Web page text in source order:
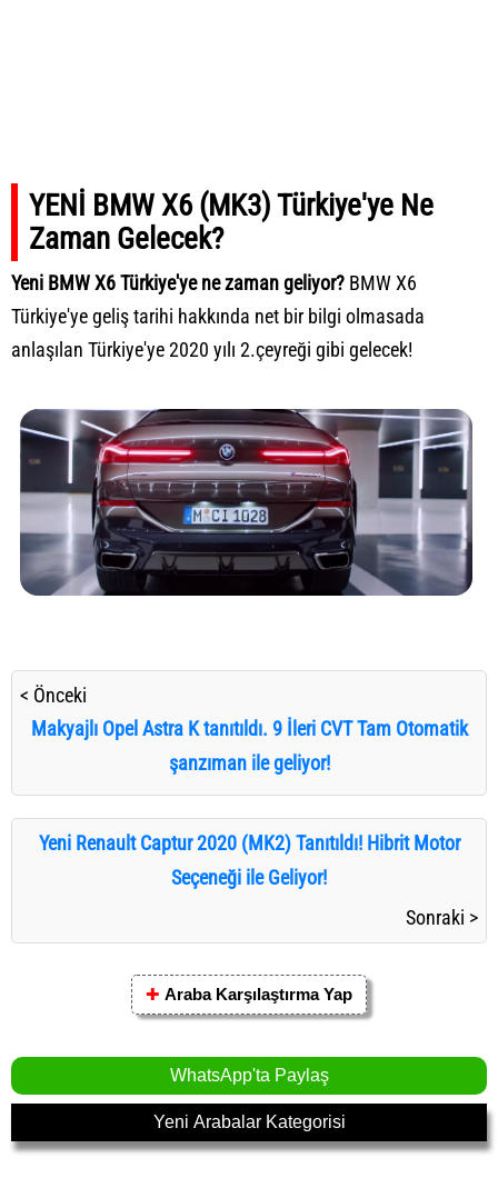
YENİ BMW X6 (MK3) Türkiye'ye Ne
Zaman Gelecek?
Yeni BMW X6 Türkiye'ye ne zaman geliyor? BMW X6
Türkiye'ye geliş tarihi hakkında net bir bilgi olmasada
anlaşılan Türkiye'ye 2020 yılı 2.çeyreği gibi gelecek!
< Önceki
Makyajlı Opel Astra K tanıtıldı. 9 İleri CVT Tam Otomatik
şanzıman ile geliyor!
Yeni Renault Captur 2020 (MK2) Tanıtıldı! Hibrit Motor
Seçeneği ile Geliyor!
Sonraki >
✚ Araba Karşılaştırma Yap
WhatsApp'ta Paylaş
Yeni Arabalar Kategorisi